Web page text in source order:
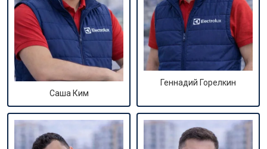
Саша Ким
Геннадий Горелкин